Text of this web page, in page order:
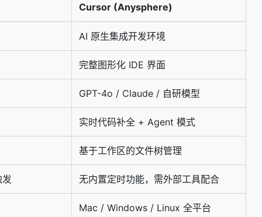
Cursor (Anysphere)
AI 原生集成开发环境
完整图形化 IDE 界面
GPT-4o / Claude / 自研模型
实时代码补全 + Agent 模式
基于工作区的文件树管理
无内置定时功能，需外部工具配合
Mac / Windows / Linux 全平台